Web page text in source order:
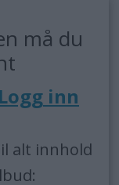
må du
inn
alt innhold